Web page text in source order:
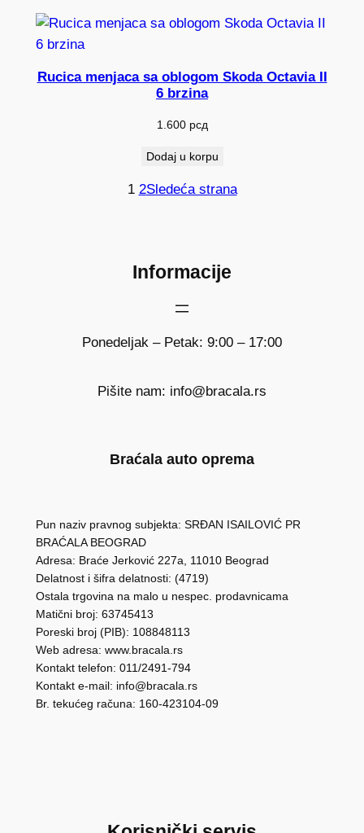
Rucica menjaca sa oblogom Skoda Octavia II
6 brzina
1.600 рсд
Dodaj u korpu
1 2Sledeća strana
Informacije
Ponedeljak – Petak: 9:00 – 17:00
Pišite nam: info@bracala.rs
Braćala auto oprema
Pun naziv pravnog subjekta: SRĐAN ISAILOVIĆ PR
BRAĆALA BEOGRAD
Adresa: Braće Jerković 227a, 11010 Beograd
Delatnost i šifra delatnosti: (4719)
Ostala trgovina na malo u nespec. prodavnicama
Matični broj: 63745413
Poreski broj (PIB): 108848113
Web adresa: www.bracala.rs
Kontakt telefon: 011/2491-794
Kontakt e-mail: info@bracala.rs
Br. tekućeg računa: 160-423104-09